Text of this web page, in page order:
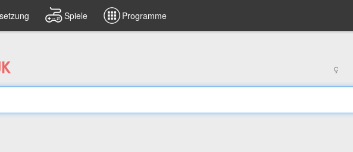
Spiele Programme
ç